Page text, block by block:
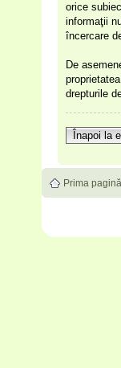
orice
informaţii
încercare
De
drepturile
Înapoi la
Prima pagină